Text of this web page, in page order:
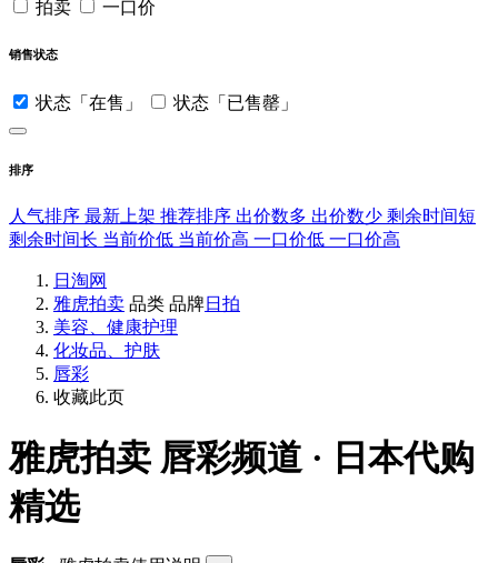
拍卖 一口价
销售状态
状态「在售」 状态「已售罄」
排序
人气排序 最新上架 推荐排序 出价数多 出价数少 剩余时间短
剩余时间长 当前价低 当前价高 一口价低 一口价高
日淘网
雅虎拍卖 品类 品牌日拍
美容、健康护理
化妆品、护肤
唇彩
收藏此页
雅虎拍卖 唇彩频道 · 日本代购
精选